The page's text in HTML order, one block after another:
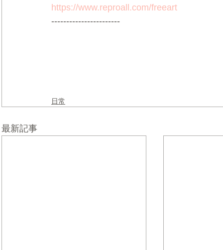
https://www.reproall.com/freeart
-----------------------
日常
最新記事